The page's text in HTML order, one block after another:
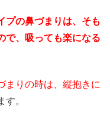
プの鼻づまりは、そも
で、吸っても楽になる
まりの時は、縦抱きに
。